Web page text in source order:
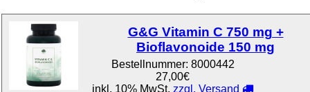
G&G Vitamin C 750 mg +
Bioflavonoide 150 mg
Bestellnummer: 8000442
27,00€
inkl. 10% MwSt. zzgl. Versand